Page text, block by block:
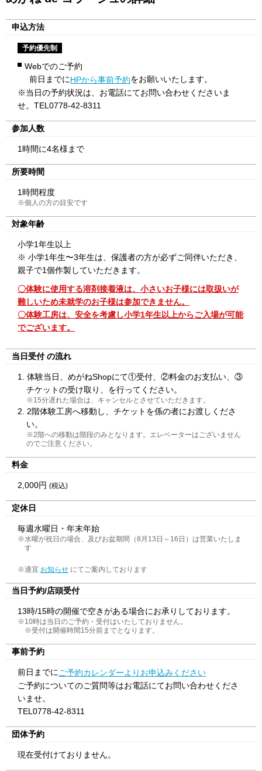
申込方法
予約優先制
Webでのご予約
前日までにHPから事前予約をお願いいたします。
※当日の予約状況は、お電話にてお問い合わせくださいま
せ。TEL0778-42-8311
参加人数
1時間に4名様まで
所要時間
1時間程度
※個人の方の目安です
対象年齢
小学1年生以上
※ 小学1年生〜3年生は、保護者の方が必ずご同伴いただき、
親子で1個作製していただきます。
〇体験に使用する溶剤接着液は、小さいお子様には取扱いが
難しいため未就学のお子様は参加できません。
〇体験工房は、安全を考慮し小学1年生以上からご入場が可能
でございます。
当日受付の流れ
1. 体験当日、めがねShopにて①受付、②料金のお支払い、③
チケットの受け取り、を行ってください。
※15分遅れた場合は、キャンセルとさせていただきます。
2. 2階体験工房へ移動し、チケットを係の者にお渡しくださ
い。
※2階への移動は階段のみとなります。エレベーターはございません
のでご注意ください。
料金
2,000円 (税込)
定休日
毎週水曜日・年末年始
※水曜が祝日の場合、及びお盆期間（8月13日～16日）は営業いたしま
す
※適宜 お知らせ にてご案内しております
当日予約/店頭受付
13時/15時の開催で空きがある場合にお承りしております。
※10時は当日のご予約・受付はいたしておりません。
※受付は開催時間15分前までとなります。
事前予約
前日までにご予約カレンダーよりお申込みください
ご予約についてのご質問等はお電話にてお問い合わせくださ
いませ。
TEL0778-42-8311
団体予約
現在受付けておりません。